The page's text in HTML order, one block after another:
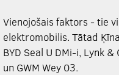
Vienojošais faktors - tie
elektromobilis. Tātad
BYD Seal U DMi-i, Lynk
un GWM Wey 03.